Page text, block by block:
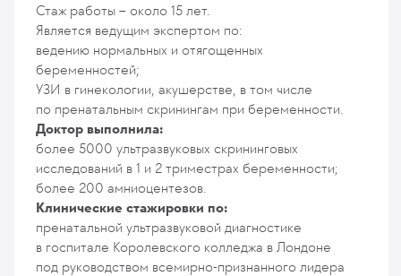
Стаж работы – около 15 лет.
Является ведущим экспертом по:
ведению нормальных и отягощенных
беременностей;
УЗИ в гинекологии, акушерстве, в том числе
по пренатальным скринингам при беременности.
Доктор выполнила:
более 5000 ультразвуковых скрининговых
исследований в 1 и 2 триместрах беременности;
более 200 амниоцентезов.
Клинические стажировки по:
пренатальной ультразвуковой диагностике
в госпитале Королевского колледжа в Лондоне
под руководством всемирно-признанного лидера